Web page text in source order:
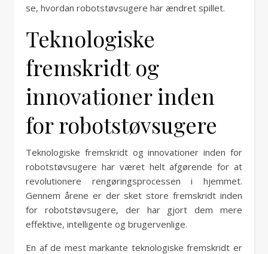
se, hvordan robotstøvsugere har ændret spillet.
Teknologiske
fremskridt og
innovationer inden
for robotstøvsugere
Teknologiske fremskridt og innovationer inden for
robotstøvsugere har været helt afgørende for at
revolutionere rengøringsprocessen i hjemmet.
Gennem årene er der sket store fremskridt inden
for robotstøvsugere, der har gjort dem mere
effektive, intelligente og brugervenlige.
En af de mest markante teknologiske fremskridt er